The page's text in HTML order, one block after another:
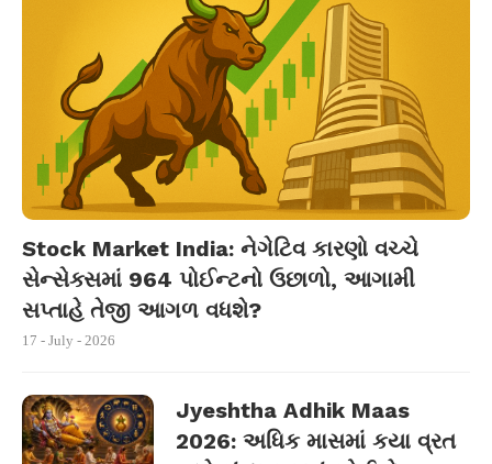
Stock Market India: નેગેટિવ કારણો વચ્ચે
સેન્સેક્સમાં 964 પોઈન્ટનો ઉછાળો, આગામી
સપ્તાહે તેજી આગળ વધશે?
17 - July - 2026
Jyeshtha Adhik Maas
2026: અધિક માસમાં કયા વ્રત